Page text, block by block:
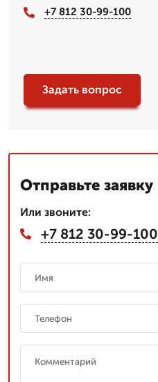
+7 812 30-99-100
Задать вопрос
Отправьте заявку
Или звоните:
+7 812 30-99-100